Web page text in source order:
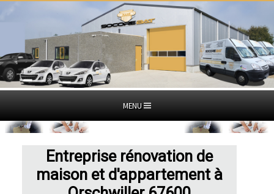
MENU
Entreprise rénovation de
maison et d'appartement à